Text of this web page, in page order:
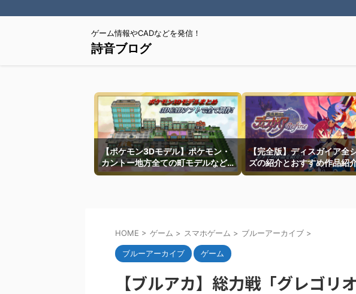
ゲーム情報やCADなどを発信！
詩音ブログ
【ポケモン3Dモデル】ポケモン・
カントー地方全ての町モデルなど
を紹介
【完全版】ディスガイア全
ズの紹介とおすすめ作品紹
HOME > ゲーム > スマホゲーム > ブルーアーカイブ >
ブルーアーカイブ ゲーム
【ブルアカ】総力戦「グレゴ